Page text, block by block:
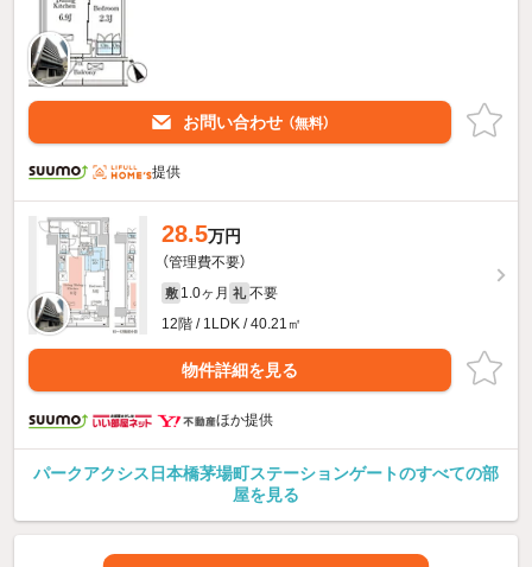
お問い合わせ （無料）
提供
28.5万円
（管理費不要）
敷 1.0ヶ月 礼 不要
12階 / 1LDK / 40.21㎡
物件詳細を見る
ほか提供
パークアクシス日本橋茅場町ステーションゲートのすべての部
屋を見る